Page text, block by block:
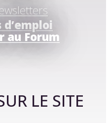
au Forum
LE SITE